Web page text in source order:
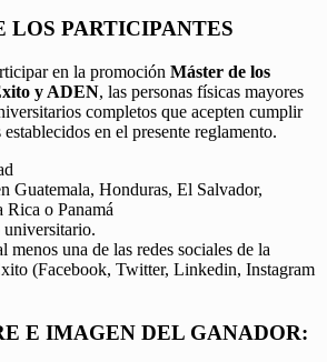
LOS PARTICIPANTES
en la promoción Máster de los
y ADEN, las personas físicas mayores
completos que acepten cumplir
en el presente reglamento.
Guatemala, Honduras, El Salvador,
Rica o Panamá
menos una de las redes sociales de la
(Facebook, Twitter, Linkedin, Instagram
E IMAGEN DEL GANADOR: